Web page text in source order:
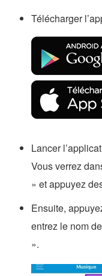
Télécharger
Lancer
Vous verrez
» et appuyez
Ensuite,
entrez le nom
».